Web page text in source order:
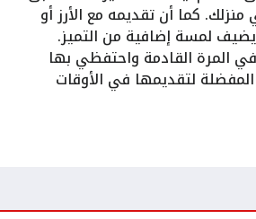
كما أن تقديمه مع الأرز أو
لمسة إضافية من التميز.
المرة القادمة واحتفظي بها
لتقديمها في الأوقات